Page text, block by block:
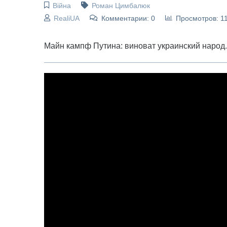
Війна
Роман Цимбалюк
RealiUA
Комментарии: 0 Просмотров:
Майн кампф Путина: виноват украинский